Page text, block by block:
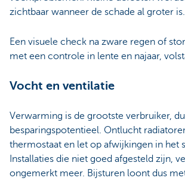
zichtbaar wanneer de schade al groter is.
Een visuele check na zware regen of
met een controle in lente en najaar,
Vocht en ventilatie
Verwarming is de grootste verbruiker,
besparingspotentieel. Ontlucht
thermostaat en let op afwijkingen in het
Installaties die niet goed afgesteld zijn,
ongemerkt meer. Bijsturen loont dus